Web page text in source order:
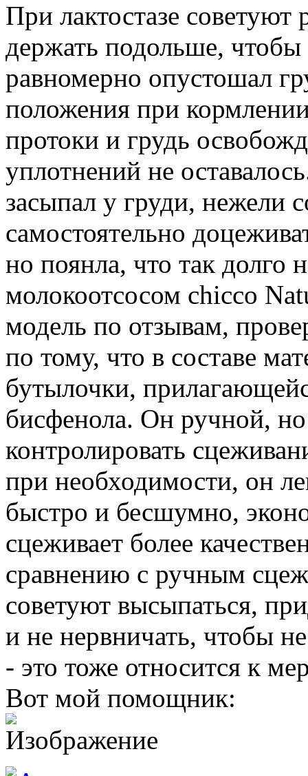
При лактостазе советуют
держать подольше, чтобы
равномерно опустошал
положения при
протоки и грудь
уплотнений не
засыпал у груди, нежели
самостоятельно
но поянла, что так долго
молокоотсосом chicco
модель по отзывам,
по тому, что в составе
бутылочки,
бисфенола. Он ручной,
контролировать
при необходимости, он
быстро и бесшумно,
сцеживает более
сравнению с ручным
советуют высыпаться,
и не нервничать, чтобы
- это тоже относится к
Вот мой помощник: